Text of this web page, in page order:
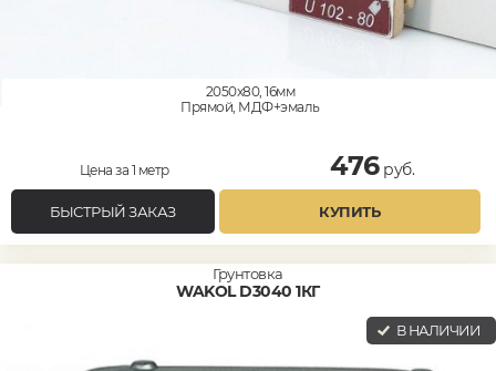
2050x80, 16мм
Прямой, МДФ+эмаль
Цена за 1 метр 476руб.
БЫСТРЫЙ ЗАКАЗ КУПИТЬ
Грунтовка
WAKOL D3040 1КГ
В НАЛИЧИИ